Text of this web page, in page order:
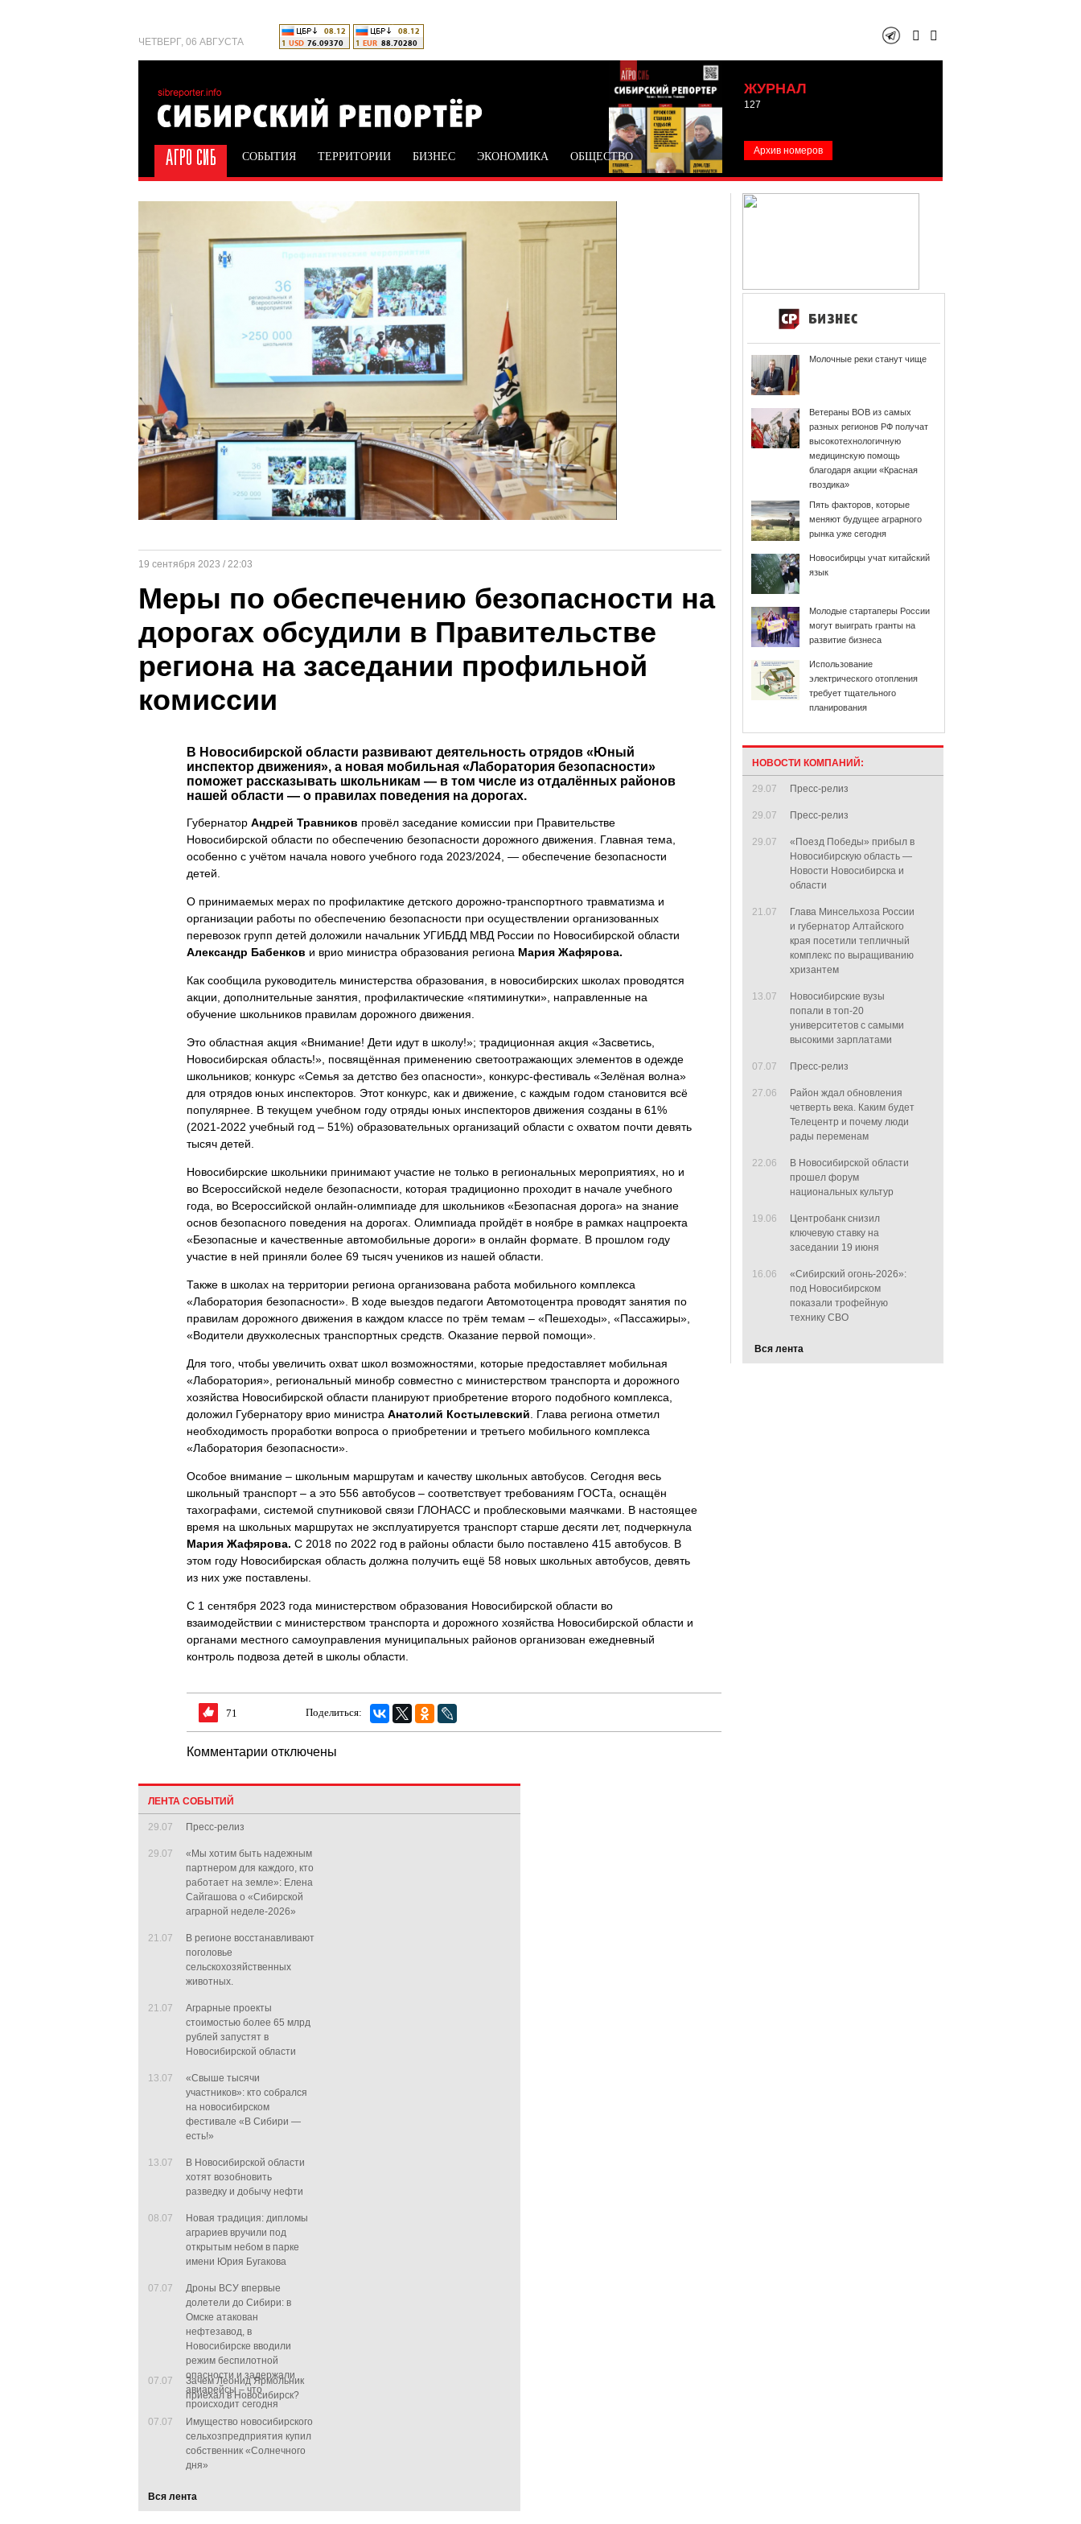
ЧЕТВЕРГ, 06 АВГУСТА
ЖУРНАЛ
127
Архив номеров
СОБЫТИЯ ТЕРРИТОРИИ БИЗНЕС ЭКОНОМИКА ОБЩЕСТВО
19 сентября 2023 / 22:03
Меры по обеспечению безопасности на
дорогах обсудили в Правительстве
региона на заседании профильной
комиссии
В Новосибирской области развивают деятельность отрядов «Юный
инспектор движения», а новая мобильная «Лаборатория безопасности»
поможет рассказывать школьникам — в том числе из отдалённых районов
нашей области — о правилах поведения на дорогах.
Губернатор Андрей Травников провёл заседание комиссии при Правительстве
Новосибирской области по обеспечению безопасности дорожного движения. Главная тема,
особенно с учётом начала нового учебного года 2023/2024, — обеспечение безопасности
детей.
О принимаемых мерах по профилактике детского дорожно-транспортного травматизма и
организации работы по обеспечению безопасности при осуществлении организованных
перевозок групп детей доложили начальник УГИБДД МВД России по Новосибирской области
Александр Бабенков и врио министра образования региона Мария Жафярова.
Как сообщила руководитель министерства образования, в новосибирских школах проводятся
акции, дополнительные занятия, профилактические «пятиминутки», направленные на
обучение школьников правилам дорожного движения.
Это областная акция «Внимание! Дети идут в школу!»; традиционная акция «Засветись,
Новосибирская область!», посвящённая применению светоотражающих элементов в одежде
школьников; конкурс «Семья за детство без опасности», конкурс-фестиваль «Зелёная волна»
для отрядов юных инспекторов. Этот конкурс, как и движение, с каждым годом становится всё
популярнее. В текущем учебном году отряды юных инспекторов движения созданы в 61%
(2021-2022 учебный год – 51%) образовательных организаций области с охватом почти девять
тысяч детей.
Новосибирские школьники принимают участие не только в региональных мероприятиях, но и
во Всероссийской неделе безопасности, которая традиционно проходит в начале учебного
года, во Всероссийской онлайн-олимпиаде для школьников «Безопасная дорога» на знание
основ безопасного поведения на дорогах. Олимпиада пройдёт в ноябре в рамках нацпроекта
«Безопасные и качественные автомобильные дороги» в онлайн формате. В прошлом году
участие в ней приняли более 69 тысяч учеников из нашей области.
Также в школах на территории региона организована работа мобильного комплекса
«Лаборатория безопасности». В ходе выездов педагоги Автомотоцентра проводят занятия по
правилам дорожного движения в каждом классе по трём темам – «Пешеходы», «Пассажиры»,
«Водители двухколесных транспортных средств. Оказание первой помощи».
Для того, чтобы увеличить охват школ возможностями, которые предоставляет мобильная
«Лаборатория», региональный минобр совместно с министерством транспорта и дорожного
хозяйства Новосибирской области планируют приобретение второго подобного комплекса,
доложил Губернатору врио министра Анатолий Костылевский . Глава региона отметил
необходимость проработки вопроса о приобретении и третьего мобильного комплекса
«Лаборатория безопасности».
Особое внимание – школьным маршрутам и качеству школьных автобусов. Сегодня весь
школьный транспорт – а это 556 автобусов – соответствует требованиям ГОСТа, оснащён
тахографами, системой спутниковой связи ГЛОНАСС и проблесковыми маячками. В настоящее
время на школьных маршрутах не эксплуатируется транспорт старше десяти лет, подчеркнула
Мария Жафярова. С 2018 по 2022 год в районы области было поставлено 415 автобусов. В
этом году Новосибирская область должна получить ещё 58 новых школьных автобусов, девять
из них уже поставлены.
С 1 сентября 2023 года министерством образования Новосибирской области во
взаимодействии с министерством транспорта и дорожного хозяйства Новосибирской области и
органами местного самоуправления муниципальных районов организован ежедневный
контроль подвоза детей в школы области.
71 Поделиться:
Комментарии отключены
ЛЕНТА СОБЫТИЙ
29.07 Пресс-релиз
29.07
«Мы хотим быть надежным
партнером для каждого, кто
работает на земле»: Елена
Сайгашова о «Сибирской
аграрной неделе-2026»
21.07
В регионе восстанавливают
поголовье
сельскохозяйственных
животных.
21.07
Аграрные проекты
стоимостью более 65 млрд
рублей запустят в
Новосибирской области
13.07
«Свыше тысячи
участников»: кто собрался
на новосибирском
фестивале «В Сибири —
есть!»
13.07
В Новосибирской области
хотят возобновить
разведку и добычу нефти
08.07
Новая традиция: дипломы
аграриев вручили под
открытым небом в парке
имени Юрия Бугакова
07.07
Дроны ВСУ впервые
долетели до Сибири: в
Омске атакован
нефтезавод, в
Новосибирске вводили
режим беспилотной
опасности и задержали
авиарейсы – что
происходит сегодня
07.07
Зачем Леонид Ярмольник
приехал в Новосибирск?
07.07
Имущество новосибирского
сельхозпредприятия купил
собственник «Солнечного
дня»
Вся лента
Молочные реки станут чище
Ветераны ВОВ из самых
разных регионов РФ получат
высокотехнологичную
медицинскую помощь
благодаря акции «Красная
гвоздика»
Пять факторов, которые
меняют будущее аграрного
рынка уже сегодня
Новосибирцы учат китайский
язык
Молодые стартаперы России
могут выиграть гранты на
развитие бизнеса
Использование
электрического отопления
требует тщательного
планирования
НОВОСТИ КОМПАНИЙ:
29.07 Пресс-релиз
29.07 Пресс-релиз
29.07
«Поезд Победы» прибыл в
Новосибирскую область —
Новости Новосибирска и
области
21.07
Глава Минсельхоза России
и губернатор Алтайского
края посетили тепличный
комплекс по выращиванию
хризантем
13.07
Новосибирские вузы
попали в топ-20
университетов с самыми
высокими зарплатами
07.07 Пресс-релиз
27.06
Район ждал обновления
четверть века. Каким будет
Телецентр и почему люди
рады переменам
22.06
В Новосибирской области
прошел форум
национальных культур
19.06
Центробанк снизил
ключевую ставку на
заседании 19 июня
16.06
«Сибирский огонь-2026»:
под Новосибирском
показали трофейную
технику СВО
Вся лента